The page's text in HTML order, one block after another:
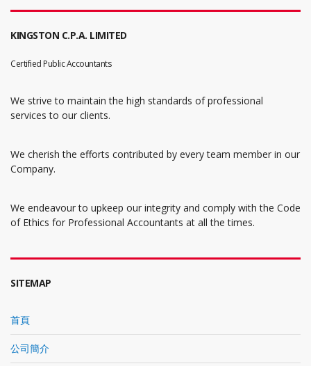
KINGSTON C.P.A. LIMITED
Certified Public Accountants
We strive to maintain the high standards of professional
services to our clients.
We cherish the efforts contributed by every team member in our
Company.
We endeavour to upkeep our integrity and comply with the Code
of Ethics for Professional Accountants at all the times.
SITEMAP
首頁
公司簡介